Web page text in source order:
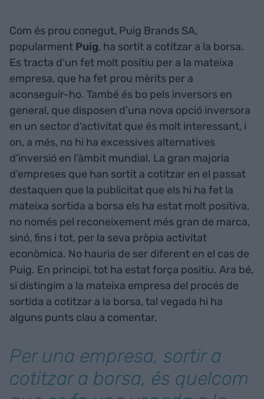
Com és prou conegut, Puig Brands SA,
popularment Puig, ha sortit a cotitzar a la borsa.
Es tracta d’un fet molt positiu per a la mateixa
empresa, que ha fet prou mèrits per a
aconseguir-ho. També és bo pels inversors en
general, que disposen d’una nova opció inversora
en un sector d’activitat que és molt interessant, i
on, a més, no hi ha excessives alternatives
d’inversió en l'àmbit mundial. La gran majoria
d’empreses que han sortit a cotitzar en el passat
destaquen que la publicitat que els hi ha fet la
mateixa sortida a borsa els ha estat molt positiva,
no només pel reconeixement més gran de marca,
sinó, fins i tot, per la seva pròpia activitat
econòmica. No hauria de ser diferent en el cas de
Puig. En principi, tot ha estat força positiu. Ara bé,
si distingim a la mateixa empresa del procés de
sortida a cotitzar a la borsa, tal vegada hi ha
alguns punts clau a comentar.
Per una empresa, sortir a
cotitzar a borsa, és quelcom